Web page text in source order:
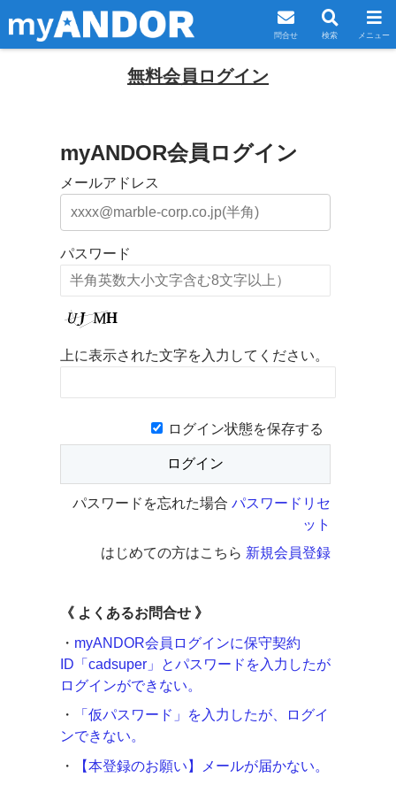
無料会員ログイン
myANDOR会員ログイン
メールアドレス
パスワード
上に表示された文字を入力してください。
ログイン状態を保存する
パスワードを忘れた場合 パスワードリセ
ット
はじめての方はこちら 新規会員登録
《 よくあるお問合せ 》
・ myANDOR会員ログインに保守契約
ID「cadsuper」とパスワードを入力したが
ログインができない。
・
「仮パスワード」を入力したが、ログイ
ンできない。
・
【本登録のお願い】メールが届かない。
問合せ 検索 メニュー